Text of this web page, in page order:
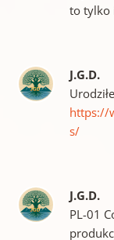
to tylko
J.G.D.
https://
s/
J.G.D.
PL-01